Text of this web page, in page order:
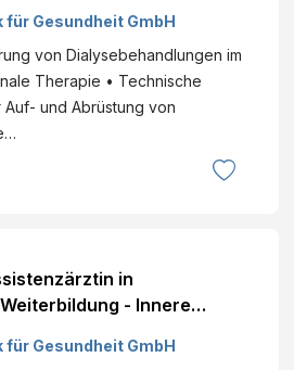
Gesundheit GmbH
von Dialysebehandlungen im
Therapie • Technische
und Abrüstung von
in
- Innere
Gesundheit GmbH